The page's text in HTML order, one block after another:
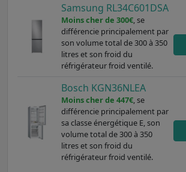
Samsung RL34C601DSA
Moins cher de 300€, se
différencie principalement par
son volume total de 300 à 350
litres et son froid du
réfrigérateur froid ventilé.
Bosch KGN36NLEA
Moins cher de 447€, se
différencie principalement par
sa classe énergétique E, son
volume total de 300 à 350
litres et son froid du
réfrigérateur froid ventilé.